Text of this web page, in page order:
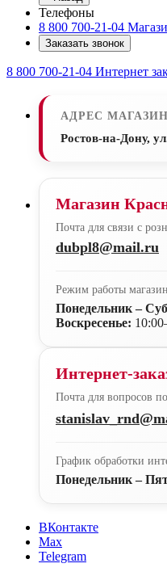
Телефоны
8 800 700-21-04
Заказать звонок
8 800 700-21-04 Интернет
АДРЕС
Ростов-на-Дону,
Магазин
Почта для связи с
dubpl8@mail.ru
Режим работы
Понедельник –
Воскресенье:
Интернет-
Почта для вопросов
График обработки
Понедельник –
ВКонтакте
Max
Telegram